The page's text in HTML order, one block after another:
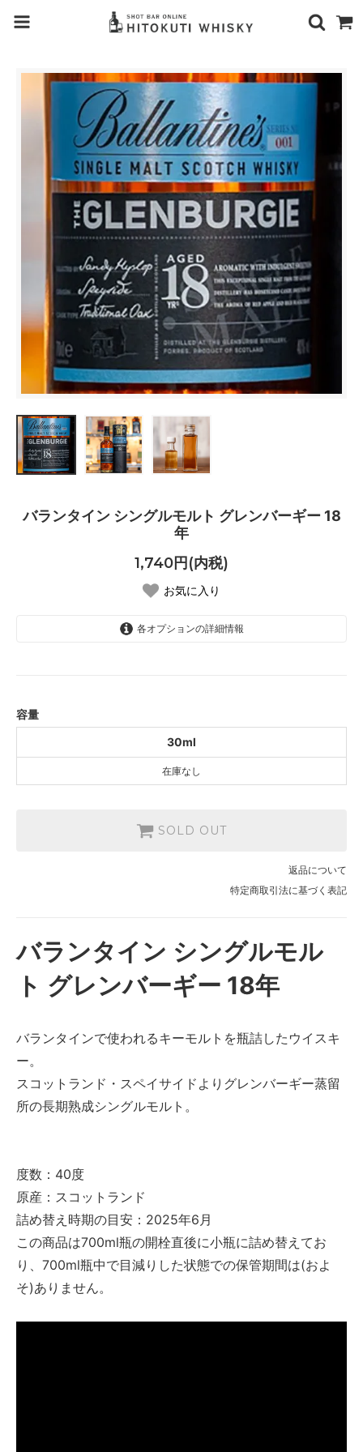
バランタイン シングルモルト グレンバーギー 18
年
1,740円(内税)
お気に入り
各オプションの詳細情報
容量
30ml
在庫なし
SOLD OUT
返品について
特定商取引法に基づく表記
バランタイン シングルモル
ト グレンバーギー 18年
バランタインで使われるキーモルトを瓶詰したウイスキ
ー。
スコットランド・スペイサイドよりグレンバーギー蒸留
所の長期熟成シングルモルト。
度数：40度
原産：スコットランド
詰め替え時期の目安：2025年6月
この商品は700ml瓶の開栓直後に小瓶に詰め替えてお
り、700ml瓶中で目減りした状態での保管期間は(およ
そ)ありません。